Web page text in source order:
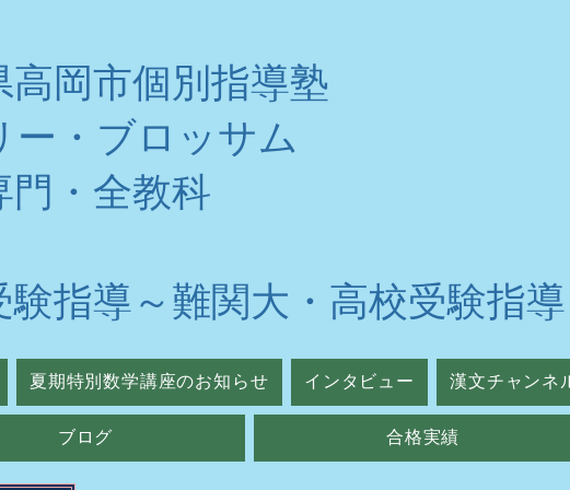
高岡市個別指導塾
ー・ブロッサム
門・全教科
験指導～難関大・高校受験指導
夏期特別数学講座のお知らせ インタビュー 漢文チャンネ
ブログ 合格実績